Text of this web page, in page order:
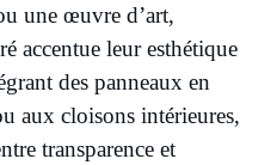
une œuvre d’art,
accentue leur esthétique
des panneaux en
aux cloisons intérieures,
transparence et